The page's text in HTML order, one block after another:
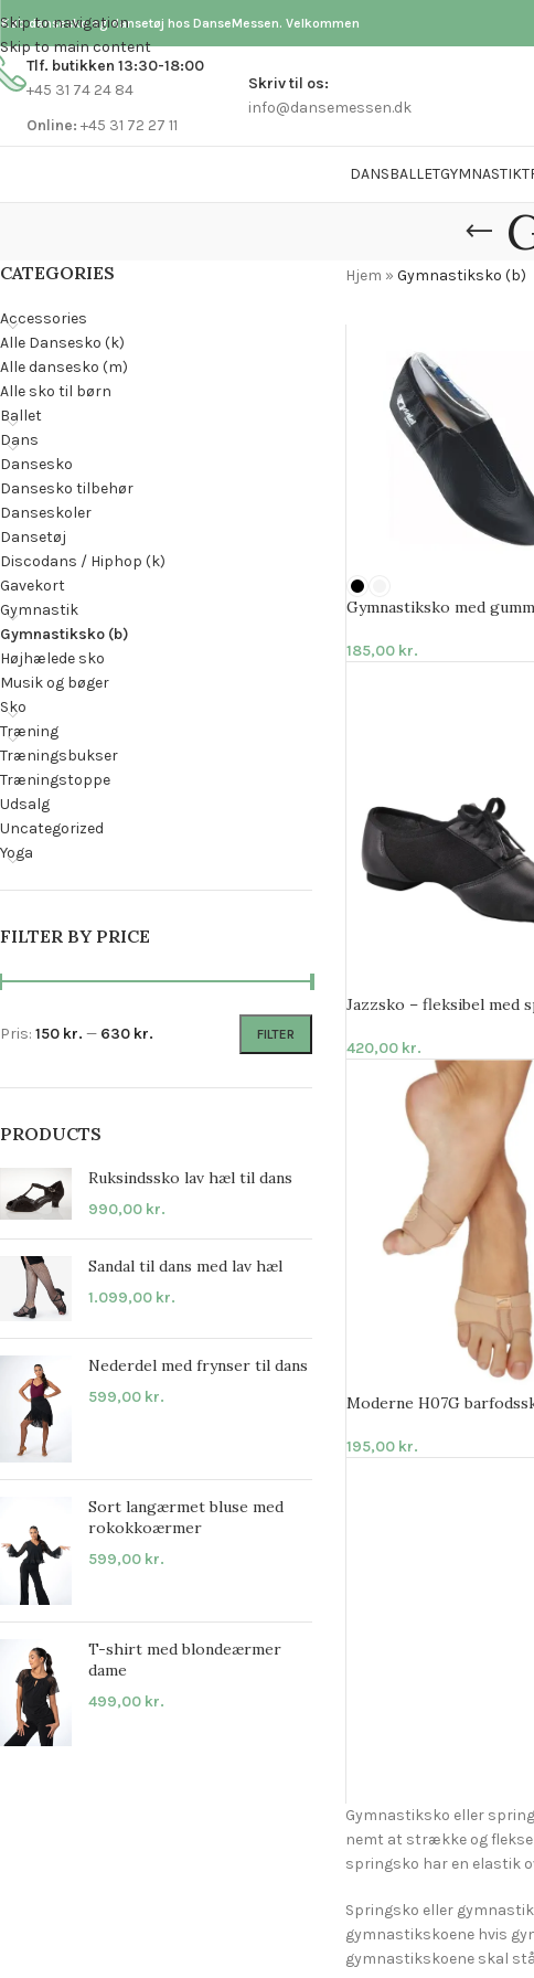
Skip to navigation
Skip to main content
Køb dansesko og dansetøj hos DanseMessen. Velkommen
Tlf. butikken 13:30-18:00
+45 31 74 24 84
Online: +45 31 72 27 11
Skriv til os:
info@dansemessen.dk
DANSBALLETGYMNASTIK
CATEGORIES
Accessories
Alle Dansesko (k)
Alle dansesko (m)
Alle sko til børn
Ballet
Dans
Dansesko
Dansesko tilbehør
Danseskoler
Dansetøj
Discodans / Hiphop (k)
Gavekort
Gymnastik
Gymnastiksko (b)
Højhælede sko
Musik og bøger
Sko
Træning
Træningsbukser
Træningstoppe
Udsalg
Uncategorized
Yoga
FILTER BY PRICE
FILTER
Pris: 150 kr. — 630 kr.
PRODUCTS
Ruksindssko lav hæl til dans
990,00 kr.
Sandal til dans med lav hæl
1.099,00 kr.
Nederdel med frynser til dans
599,00 kr.
Sort langærmet bluse med
rokokkoærmer
599,00 kr.
T-shirt med blondeærmer
dame
499,00 kr.
Hjem » Gymnastiksko (b)
Gymnastiksko med
185,00 kr.
Jazzsko – fleksibel med
420,00 kr.
Moderne H07G
195,00 kr.
Gymnastiksko eller
nemt at strække og
springsko har en elastik
Springsko eller
gymnastikskoene hvis
gymnastikskoene skal